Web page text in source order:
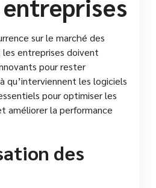
sur le marché des
entreprises doivent
pour rester
qu’interviennent les logiciels
pour optimiser les
améliorer la performance
des